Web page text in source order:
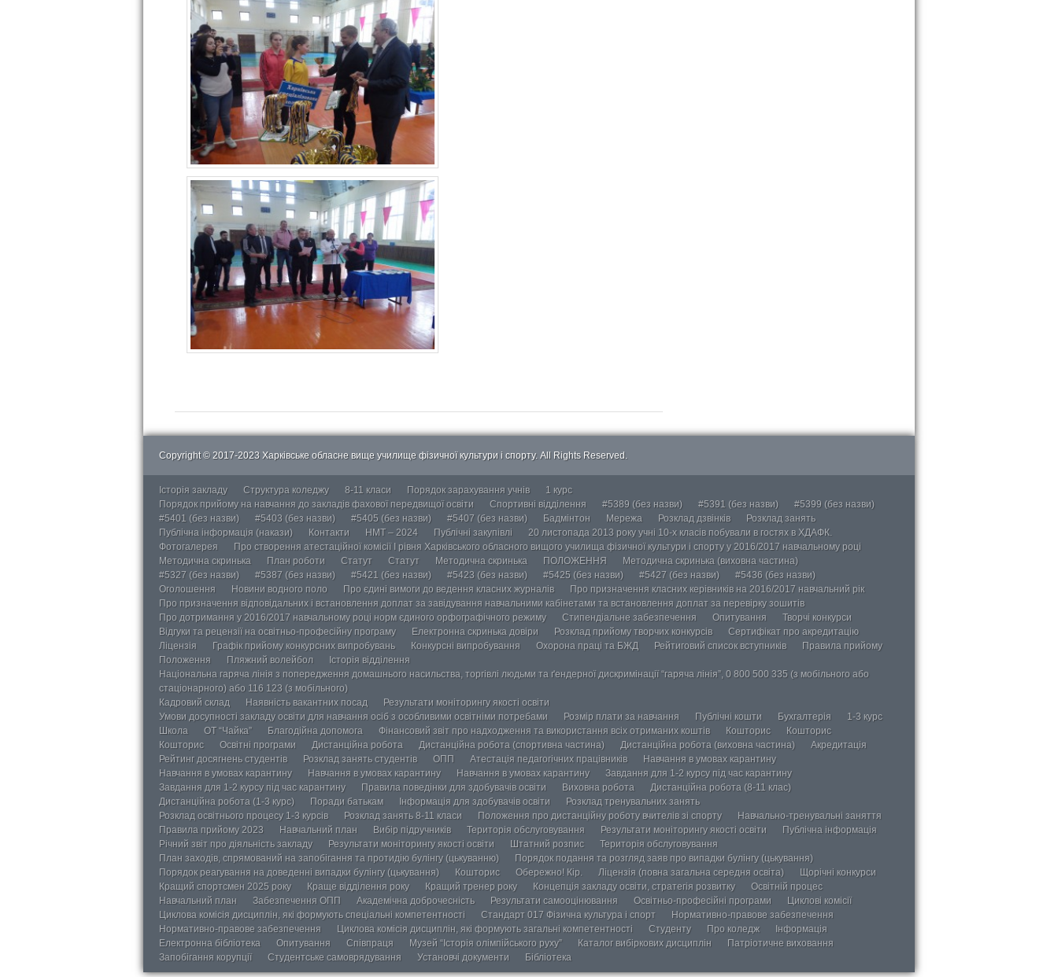
Copyright © 2017-2023 Харківське обласне вище училище фізичної культури і спорту. All Rights Reserved.
Історія закладу Структура коледжу 8-11 класи Порядок зарахування учнів
1 курс
Порядок прийому на навчання до закладів фахової передвищої освіти
Спортивні відділення #5389 (без назви) #5391 (без назви)
#5399 (без назви)
#5401 (без назви)
#5403 (без назви) #5405 (без назви) #5407 (без назви) Бадмінтон Мережа Розклад дзвінків
Розклад занять
Публічна інформація (накази)
Контакти НМТ – 2024 Публічні закупівлі
20 листопада 2013 року учні 10-х класів побували в гостях в ХДАФК.
Фотогалерея
Про створення атестаційної комісії І рівня Харківського обласного вищого училища фізичної культури і спорту у 2016/2017 навчальному році
Методична скринька
План роботи Статут Статут Методична скринька ПОЛОЖЕННЯ
Методична скринька (виховна частина)
#5327 (без назви)
#5387 (без назви) #5421 (без назви) #5423 (без назви) #5425 (без назви) #5427 (без назви)
#5436 (без назви)
Оголошення
Новини водного поло Про єдині вимоги до ведення класних журналів
Про призначення класних керівників на 2016/2017 навчальний рік
Про призначення відповідальних і встановлення доплат за завідування навчальними кабінетами та встановлення доплат за перевірку зошитів
Про дотримання у 2016/2017 навчальному році норм єдиного орфографічного режиму
Стипендіальне забезпечення Опитування
Творчі конкурси
Відгуки та рецензії на освітньо-професійну програму
Електронна скринька довіри Розклад прийому творчих конкурсів
Сертифікат про акредитацію
Ліцензія
Графік прийому конкурсних випробувань Конкурсні випробування Охорона праці та БЖД Рейтиговий список вступників
Правила прийому
Положення
Пляжний волейбол
Історія відділення
Національна гаряча лінія з попередження домашнього насильства, торгівлі людьми та ґендерної дискримінації “гаряча лінія”, 0 800 500 335 (з мобільного або
стаціонарного) або 116 123 (з мобільного)
Кадровий склад
Наявність вакантних посад
Результати моніторингу якості освіти
Умови досупності закладу освіти для навчання осіб з особливими освітніми потребами
Розмір плати за навчання Публічні кошти Бухгалтерія
1-3 курс
Школа
ОТ “Чайка” Благодійна допомога Фінансовий звіт про надходження та використання всіх отриманих коштів Кошторис
Кошторис
Кошторис
Освітні програми Дистанційна робота Дистанційна робота (спортивна частина) Дистанційна робота (виховна частина)
Акредитація
Рейтинг досягнень студентів
Розклад занять студентів ОПП Атестація педагогічних працівників
Навчання в умовах карантину
Навчання в умовах карантину
Навчання в умовах карантину Навчання в умовах карантину
Завдання для 1-2 курсу під час карантину
Завдання для 1-2 курсу під час карантину
Правила поведінки для здобувачів освіти Виховна робота
Дистанційна робота (8-11 клас)
Дистанційна робота (1-3 курс)
Поради батькам Інформація для здобувачів освіти
Розклад тренувальних занять
Розклад освітнього процесу 1-3 курсів
Розклад занять 8-11 класи Положення про дистанційну роботу вчителів зі спорту
Навчально-тренувальні заняття
Правила прийому 2023
Навчальний план Вибір підручників Територія обслуговування Результати моніторингу якості освіти
Публічна інформація
Річний звіт про діяльність закладу
Результати моніторингу якості освіти Штатний розпис
Територія обслуговування
План заходів, спрямований на запобігання та протидію булінгу (цькуванню)
Порядок подання та розгляд заяв про випадки булінгу (цькування)
Порядок реагування на доведенні випадки булінгу (цькування)
Кошторис Обережно! Кір. Ліцензія (повна загальна середня освіта)
Щорічні конкурси
Кращий спортсмен 2025 року
Краще відділення року Кращий тренер року Концепція закладу освіти, стратегія розвитку
Освітній процес
Навчальний план
Забезпечення ОПП Академічна доброчесність Результати самооцінювання Освітньо-професійні програми
Циклові комісії
Циклова комісія дисциплін, які формують спеціальні компетентності
Стандарт 017 Фізична культура і спорт
Нормативно-правове забезпечення
Нормативно-правове забезпечення
Циклова комісія дисциплін, які формують загальні компетентності Студенту Про коледж
Інформація
Електронна бібліотека
Опитування Співпраця Музей “Історія олімпійського руху” Каталог вибіркових дисциплін
Патріотичне виховання
Запобігання корупції
Студентське самоврядування Установчі документи Бібліотека